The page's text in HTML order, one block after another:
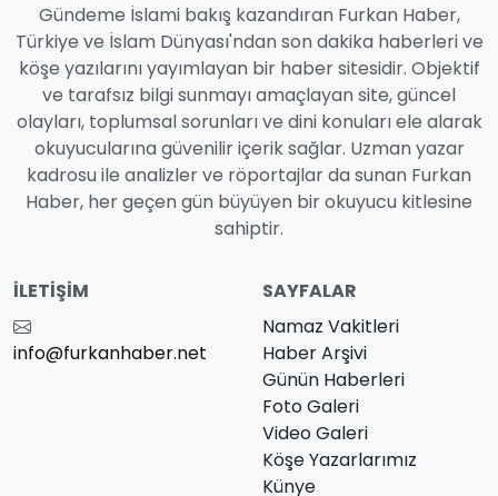
Gündeme İslami bakış kazandıran Furkan Haber,
Türkiye ve İslam Dünyası'ndan son dakika haberleri ve
köşe yazılarını yayımlayan bir haber sitesidir. Objektif
ve tarafsız bilgi sunmayı amaçlayan site, güncel
olayları, toplumsal sorunları ve dini konuları ele alarak
okuyucularına güvenilir içerik sağlar. Uzman yazar
kadrosu ile analizler ve röportajlar da sunan Furkan
Haber, her geçen gün büyüyen bir okuyucu kitlesine
sahiptir.
İLETIŞIM
info@furkanhaber.net
SAYFALAR
Namaz Vakitleri
Haber Arşivi
Günün Haberleri
Foto Galeri
Video Galeri
Köşe Yazarlarımız
Künye